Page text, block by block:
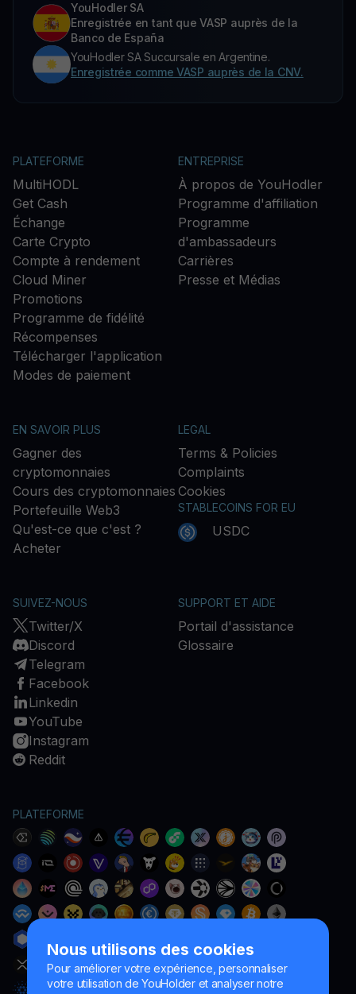
Nous utilisons des cookies
Pour améliorer votre expérience, personnaliser
votre utilisation de YouHolder et analyser notre
YouHodler SA
Enregistrée en tant que VASP auprès de la
Banco de España
YouHodler SA Succursale en Argentine.
Enregistrée comme VASP auprès de la CNV.
PLATEFORME
MultiHODL
Get Cash
Échange
Carte Crypto
Compte à rendement
Cloud Miner
Promotions
Programme de fidélité
Récompenses
Télécharger l'application
Modes de paiement
ENTREPRISE
À propos de YouHodler
Programme d'affiliation
Programme
d'ambassadeurs
Carrières
Presse et Médias
EN SAVOIR PLUS
Gagner des
cryptomonnaies
Cours des cryptomonnaies
Portefeuille Web3
Qu'est-ce que c'est ?
Acheter
LEGAL
Terms & Policies
Complaints
Cookies
STABLECOINS FOR EU
USDC
SUIVEZ-NOUS
Twitter/X
Discord
Telegram
Facebook
Linkedin
YouTube
Instagram
Reddit
SUPPORT ET AIDE
Portail d'assistance
Glossaire
PLATEFORME